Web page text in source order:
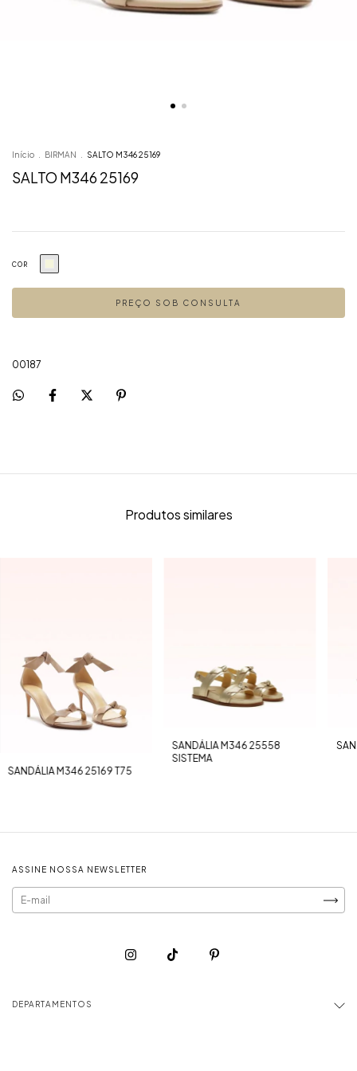
Início BIRMAN SALTO M346 25169
SALTO M346 25169
COR
00187
Produtos similares
SANDÁLIA M346 25169 T75
SANDÁLIA M346 25558
SISTEMA
ASSINE NOSSA NEWSLETTER
DEPARTAMENTOS